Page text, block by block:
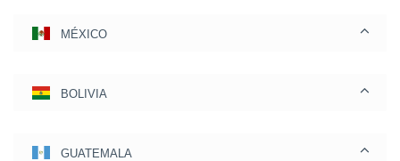
MÉXICO
BOLIVIA
GUATEMALA